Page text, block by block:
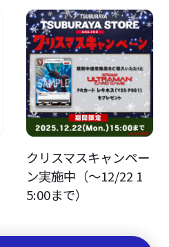
クリスマスキャンペー
ン実施中（～12/22 1
5:00まで）